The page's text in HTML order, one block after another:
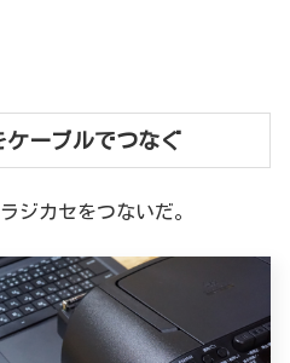
ケーブルでつなぐ
ジカセをつないだ。